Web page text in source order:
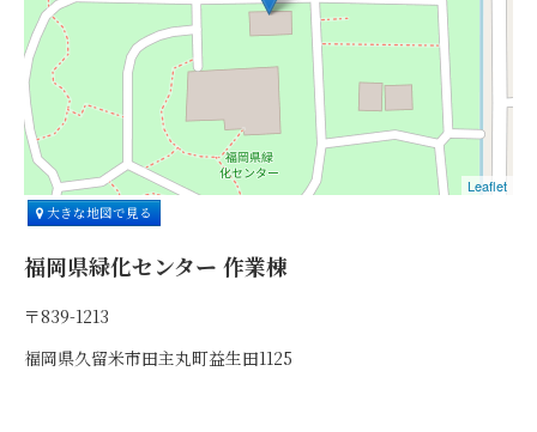
Leaflet
大きな地図で見る
福岡県緑化センター 作業棟
〒839-1213
福岡県久留米市田主丸町益生田1125